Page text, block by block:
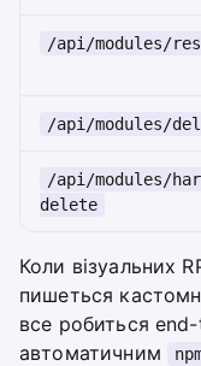
/api/modules/
/api/modules/
/api/modules/
delete
Коли візуальних
пишеться
все робиться
автоматичним